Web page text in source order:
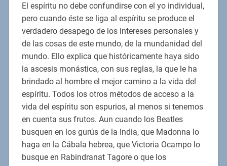
El espíritu no debe confundirse con el yo individual,
pero cuando éste se liga al espíritu se produce el
verdadero desapego de los intereses personales y
de las cosas de este mundo, de la mundanidad del
mundo. Ello explica que históricamente haya sido
la ascesis monástica, con sus reglas, la que le ha
brindado al hombre el mejor camino a la vida del
espíritu. Todos los otros métodos de acceso a la
vida del espíritu son espurios, al menos si tenemos
en cuenta sus frutos. Aun cuando los Beatles
busquen en los gurús de la India, que Madonna lo
haga en la Cábala hebrea, que Victoria Ocampo lo
busque en Rabindranat Tagore o que los